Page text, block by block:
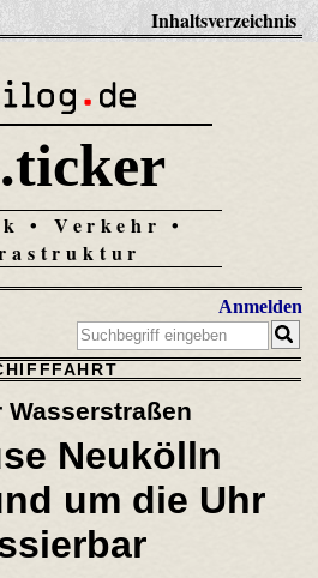
Inhaltsverzeichnis
• Verkehr •
Anmelden
Wasserstraßen
Neukölln
um die Uhr